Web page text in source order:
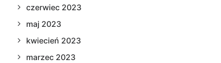
czerwiec 2023
maj 2023
kwiecień 2023
marzec 2023